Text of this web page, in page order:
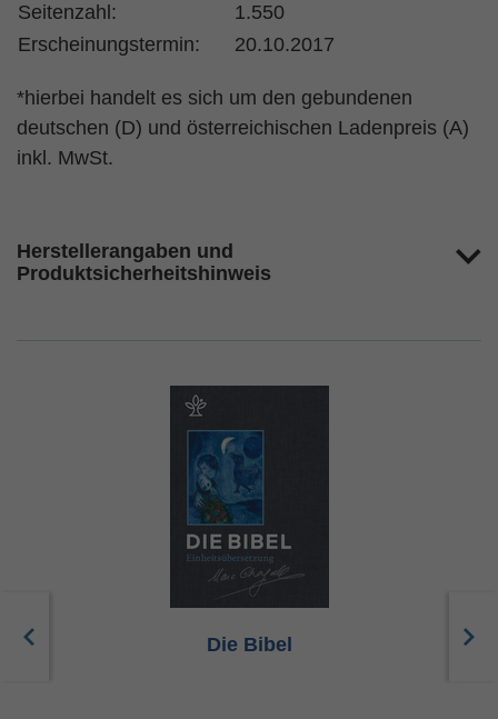
Seitenzahl:
1.550
Erscheinungstermin:
20.10.2017
*hierbei handelt es sich um den gebundenen
deutschen (D) und österreichischen Ladenpreis (A)
inkl. MwSt.
Herstellerangaben und
Produktsicherheitshinweis
Die Bibel